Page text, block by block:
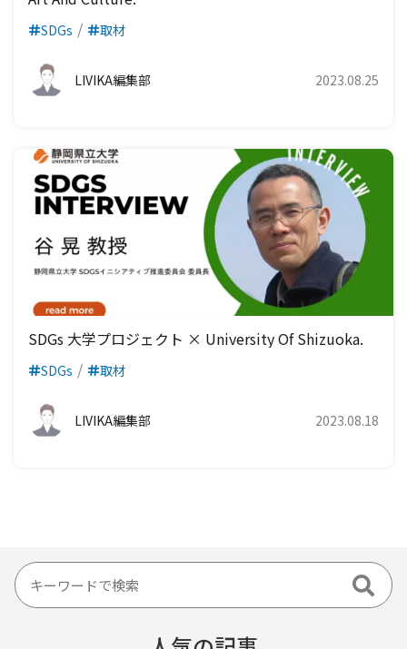
SDGs 取材
LIVIKA編集部 2023.08.25
SDGs 大学プロジェクト × University Of Shizuoka.
SDGs 取材
LIVIKA編集部 2023.08.18